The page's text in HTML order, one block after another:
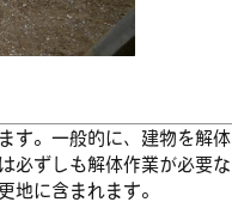
す。一般的に、建物を解体
必ずしも解体作業が必要な
地に含まれます。